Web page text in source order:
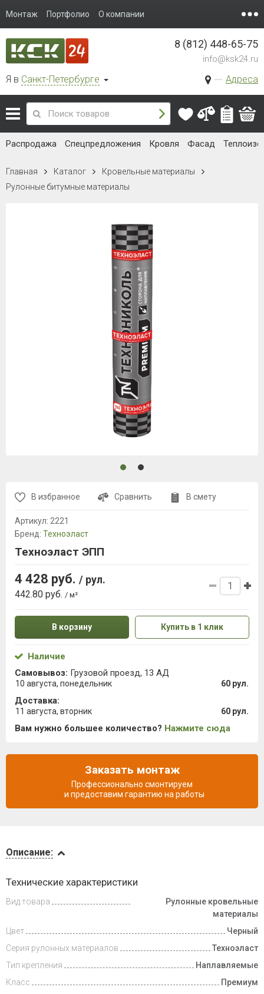
Монтаж Портфолио О компании
Я в Санкт-Петербурге Адреса
8 (812) 448-65-75
info@ksk24.ru
Распродажа Спецпредложения Кровля Фасад
Главная Каталог
Кровельные материалы
Рулонные битумные материалы
и оплата
Описание:
Технические характеристики
Вид товара
Рулонные кровельные
материалы
Цвет
Черный
Серия рулонных материалов
Техноэласт
Тип крепления
Наплавляемые
Класс
Премиум
В избранное Сравнить В смету
Артикул: 2221
Бренд: Техноэласт
Техноэласт ЭПП
4 428 руб. / рул.
442.80 руб. / м²
В корзину Купить в 1 клик
Наличие
Самовывоз: Грузовой проезд, 13 АД
10 августа, понедельник 60 рул.
Доставка:
11 августа, вторник 60 рул.
Вам нужно большее количество? Нажмите сюда
Заказать монтаж
Профессионально смонтируем
и предоставим гарантию на работы